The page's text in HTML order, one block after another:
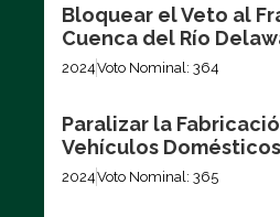
Bloquear el Veto al
Cuenca del Río
2024Voto Nominal: 364
Paralizar la
Vehículos
2024Voto Nominal: 365